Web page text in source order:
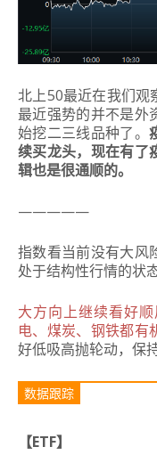
北上50最近在我们观
最近强势的并不是外
始挖二三线品种了。
续买龙头，现在有了
辑也是很通顺的。
—————
指数看当前没有大风
处于结构性行情的状
大方向上继续看好
电、煤炭、钢铁都有
好低吸高抛轮动，保
数据跟踪
【ETF】